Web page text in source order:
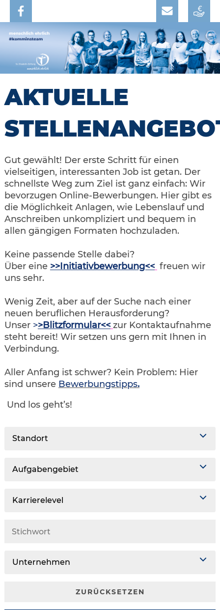
AKTUELLE
Gut gewählt! Der erste Schritt für einen
vielseitigen, interessanten Job ist getan. Der
schnellste Weg zum Ziel ist ganz einfach: Wir
bevorzugen Online-Bewerbungen. Hier gibt es
die Möglichkeit Anlagen, wie Lebenslauf und
Anschreiben unkompliziert und bequem in
allen gängigen Formaten hochzuladen.
Keine passende Stelle dabei?
Über eine >>Initiativbewerbung<< freuen wir
uns sehr.
Wenig Zeit, aber auf der Suche nach einer
neuen beruflichen Herausforderung?
Unser >>Blitzformular<< zur Kontaktaufnahme
steht bereit! Wir setzen uns gern mit Ihnen in
Verbindung.
Aller Anfang ist schwer? Kein Problem: Hier
sind unsere Bewerbungstipps.
Und los geht’s!
Standort
Aufgabengebiet
Karrierelevel
Unternehmen
ZURÜCKSETZEN